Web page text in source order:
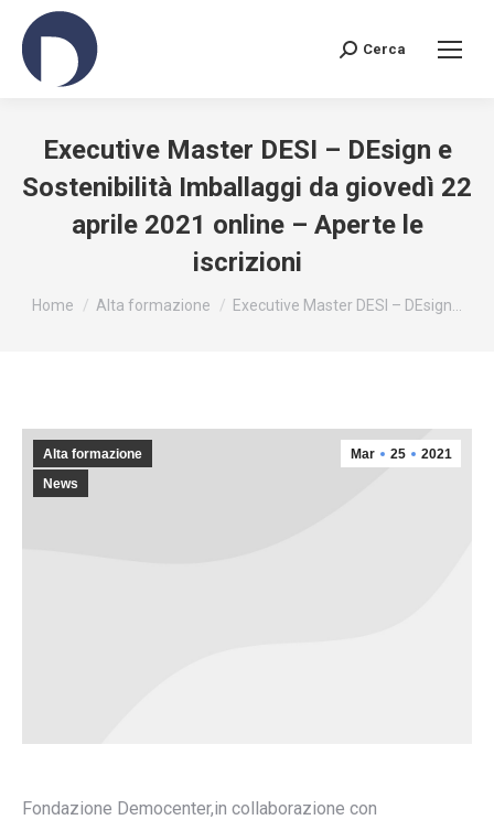
Search:
Cerca
Executive Master DESI – DEsign e
Sostenibilità Imballaggi da giovedì 22
aprile 2021 online – Aperte le
iscrizioni
You are here:
Home Alta formazione Executive Master DESI – DEsign…
Mar 25 2021
Alta formazione
News
Fondazione Democenter,in collaborazione con